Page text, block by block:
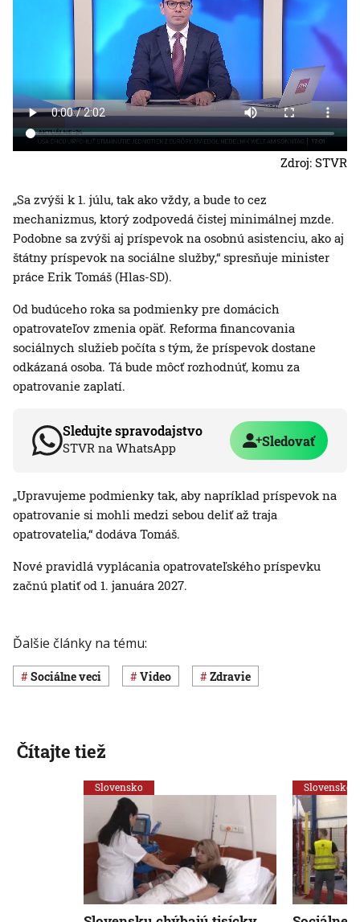
Zdroj: STVR
„Sa zvýši k 1. júlu, tak ako vždy, a bude to cez
mechanizmus, ktorý zodpovedá čistej minimálnej mzde.
Podobne sa zvýši aj príspevok na osobnú asistenciu, ako aj
štátny príspevok na sociálne služby,“ spresňuje minister
práce Erik Tomáš (Hlas-SD).
Od budúceho roka sa podmienky pre domácich
opatrovateľov zmenia opäť. Reforma financovania
sociálnych služieb počíta s tým, že príspevok dostane
odkázaná osoba. Tá bude môcť rozhodnúť, komu za
opatrovanie zaplatí.
Sledujte spravodajstvo
STVR na WhatsApp Sledovať
„Upravujeme podmienky tak, aby napríklad príspevok na
opatrovanie si mohli medzi sebou deliť až traja
opatrovatelia,“ dodáva Tomáš.
Nové pravidlá vyplácania opatrovateľského príspevku
začnú platiť od 1. januára 2027.
Ďalšie články na tému:
Sociálne veci Video Zdravie
Čítajte tiež
Slovensko Slovensko